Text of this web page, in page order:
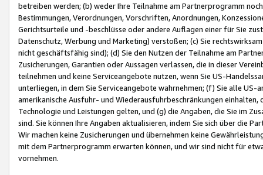
betreiben werden; (b) weder Ihre Teilnahme am Partnerprogramm
Bestimmungen, Verordnungen, Vorschriften, Anordnungen,
Gerichtsurteile und -beschlüsse oder andere Auflagen einer für Sie
Datenschutz, Werbung und Marketing) verstoßen; (c) Sie
nicht geschäftsfähig sind); (d) Sie den Nutzen der Teilnahme am
Zusicherungen, Garantien oder Aussagen verlassen, die in dieser
teilnehmen und keine Serviceangebote nutzen, wenn Sie US-
unterliegen, in dem Sie Serviceangebote wahrnehmen; (f) Sie alle
amerikanische Ausfuhr- und Wiederausfuhrbeschränkungen
Technologie und Leistungen gelten, und (g) die Angaben, die Sie im
sind. Sie können Ihre Angaben aktualisieren, indem Sie sich über die
Wir machen keine Zusicherungen und übernehmen keine
mit dem Partnerprogramm erwarten können, und wir sind nicht für
vornehmen.